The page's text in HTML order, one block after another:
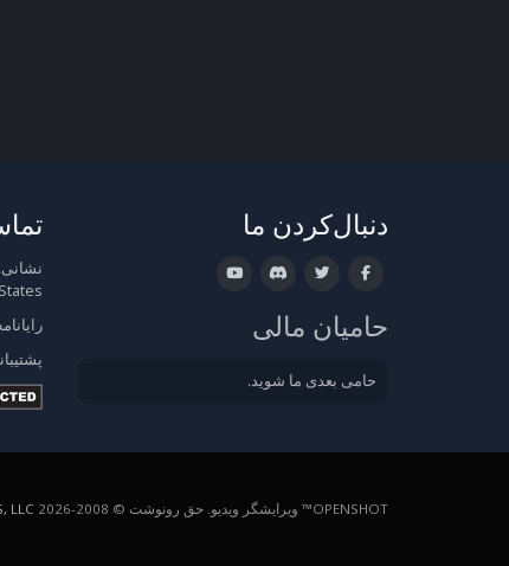
نشانی:
دنبال‌کردن ما
حامیان مالی
حامی بعدی ما شوید.
OPENSHOT™ ویرایشگر ویدیو. حق رونوشت © 2008-2026 LLC